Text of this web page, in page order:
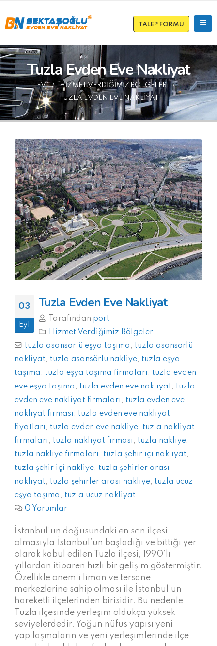
TALEP FORMU
Tuzla Evden Eve Nakliyat
EV
HIZMET VERDIĞIMIZ BÖLGELER
TUZLA EVDEN EVE NAKLIYAT
03
Eyl
Tuzla Evden Eve Nakliyat
Tarafından port
Hizmet Verdiğimiz Bölgeler
tuzla asansörlü eşya taşıma , tuzla asansörlü
nakliyat, tuzla asansörlü nakliye, tuzla eşya
taşıma , tuzla eşya taşıma firmaları , tuzla evden
eve eşya taşıma , tuzla evden eve nakliyat, tuzla
evden eve nakliyat firmaları , tuzla evden eve
nakliyat firması , tuzla evden eve nakliyat
fiyatları , tuzla evden eve nakliye, tuzla nakliyat
firmaları , tuzla nakliyat firması , tuzla nakliye,
tuzla nakliye firmaları , tuzla şehir içi nakliyat,
tuzla şehir içi nakliye, tuzla şehirler arası
nakliyat, tuzla şehirler arası nakliye, tuzla ucuz
eşya taşıma , tuzla ucuz nakliyat
0 Yorumlar
İstanbul’un doğusundaki en son ilçesi
olmasıyla İstanbul’un başladığı ve bittiği yer
olarak kabul edilen Tuzla ilçesi, 1990’lı
yıllardan itibaren hızlı bir gelişim göstermiştir.
Özellikle önemli liman ve tersane
merkezlerine sahip olması ile İstanbul’un
hareketli ilçelerinden birisidir. Bu nedenle
Tuzla ilçesinde yerleşim oldukça yüksek
seviyelerdedir. Yoğun nüfus yapısı yeni
yapılaşmaların ve yeni yerleşimlerinde ilçe